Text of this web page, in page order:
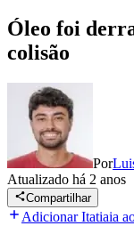
Óleo foi
colisão
Por
Atualizado há 2 anos
Compartilhar
Adicionar Itatiaia